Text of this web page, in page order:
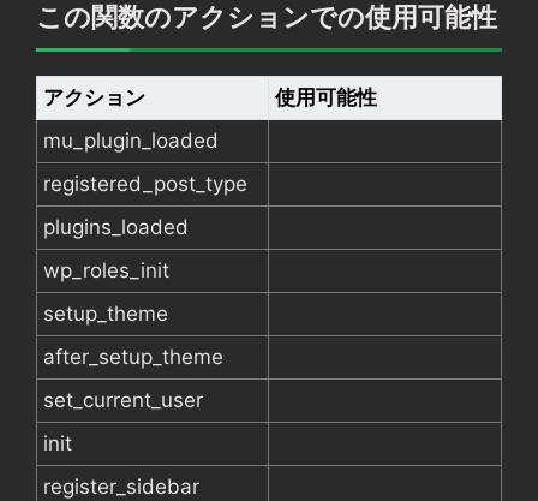
この関数のアクションでの使用可能性
アクション
使用可能性
mu_plugin_loaded
registered_post_type
plugins_loaded
wp_roles_init
setup_theme
after_setup_theme
set_current_user
init
register_sidebar